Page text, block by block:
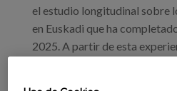
el estudio longitudinal sobre
en Euskadi que ha
2025. A partir de esta